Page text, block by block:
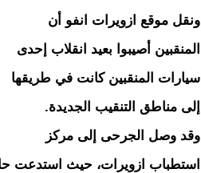
ونقل موقع ازويرات انفو أن
المنقبين أصيبوا بعيد انقلاب إحدى
سيارات المنقبين كانت في طريقها
إلى مناطق التنقيب الجديدة.
وقد وصل الجرحى إلى مركز
استطباب ازويرات، حيث استدعت